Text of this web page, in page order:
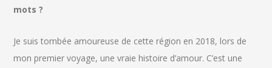
mots ?
Je suis tombée amoureuse de cette région en 2018, lors de
mon premier voyage, une vraie histoire d’amour. C’est une